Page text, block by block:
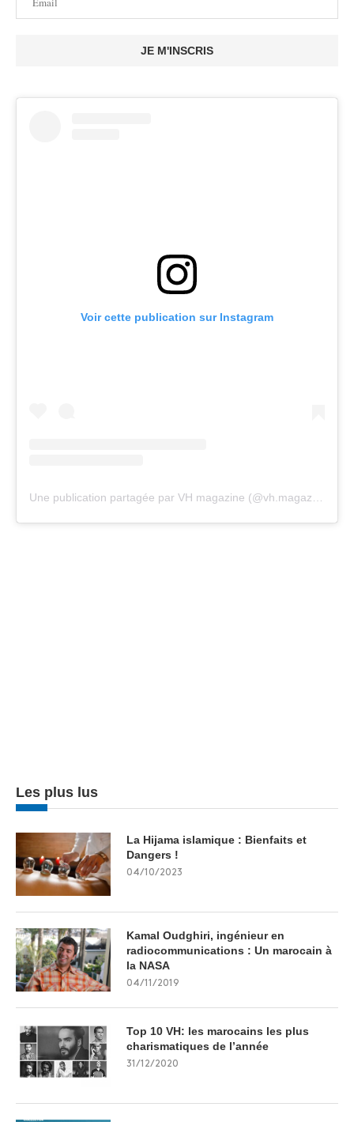
JE M'INSCRIS
Voir cette publication sur Instagram
Les plus lus
La Hijama islamique : Bienfaits et
Dangers !
04/10/2023
Kamal Oudghiri, ingénieur en
radiocommunications : Un marocain à
la NASA
04/11/2019
Top 10 VH: les marocains les plus
charismatiques de l’année
31/12/2020